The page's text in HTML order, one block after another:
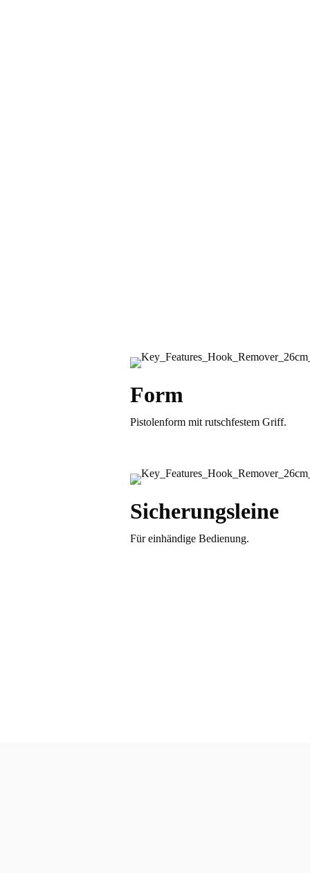
Form
Pistolenform mit rutschfestem Griff.
Sicherungsleine
Für einhändige Bedienung.